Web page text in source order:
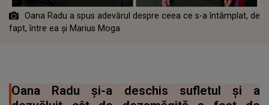
Oana Radu a spus adevărul despre ceea ce s-a întâmplat, de
fapt, între ea și Marius Moga
Oana Radu și-a deschis sufletul și a